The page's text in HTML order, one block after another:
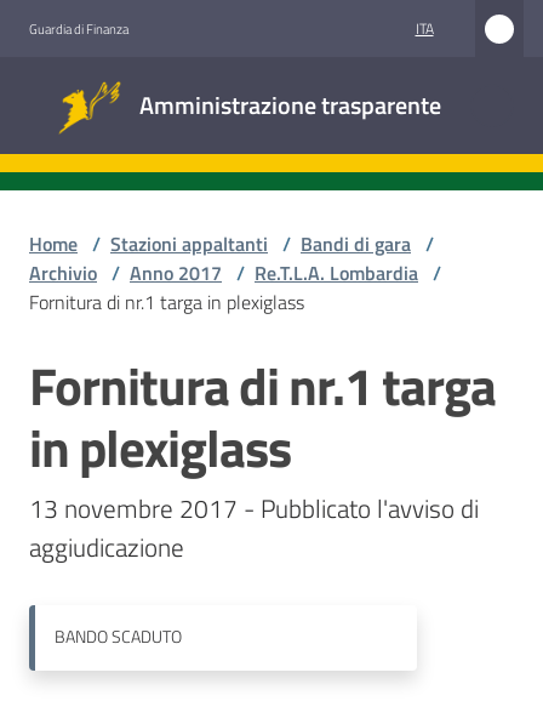
Guardia di Finanza ITA
Amministrazione trasparente
trasparente
Stazioni
appaltanti
Contatti
Home / Stazioni appaltanti / Bandi di gara /
Archivio / Anno 2017 / Re.T.L.A. Lombardia /
Fornitura di nr.1 targa in plexiglass
Salta al contenuto
Fornitura di nr.1 targa
in plexiglass
13 novembre 2017 - Pubblicato l'avviso di
aggiudicazione
BANDOSCADUTO